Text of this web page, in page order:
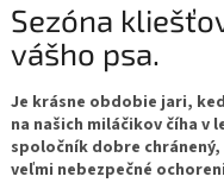
Sezóna
vášho psa.
Je krásne obdobie jari,
na našich miláčikov číha v
spoločník dobre
veľmi nebezpečné